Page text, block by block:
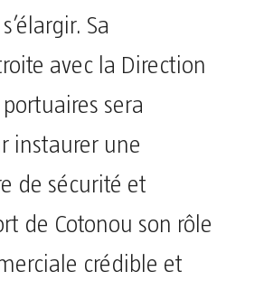
Sa
avec la Direction
sera
instaurer une
de sécurité et
de Cotonou son rôle
crédible et